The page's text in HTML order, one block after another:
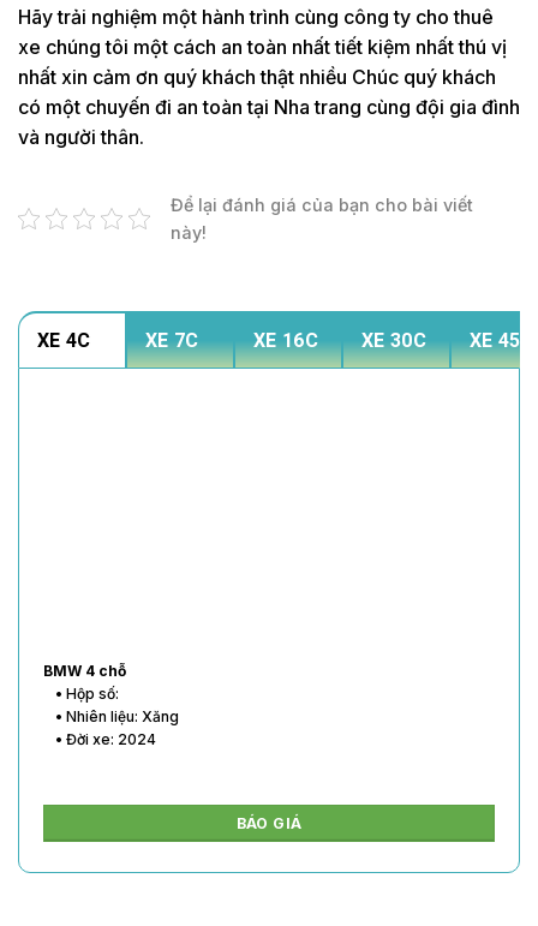
Hãy trải nghiệm một hành trình cùng công ty cho thuê
xe chúng tôi một cách an toàn nhất tiết kiệm nhất thú vị
nhất xin cảm ơn quý khách thật nhiều Chúc quý khách
có một chuyến đi an toàn tại Nha trang cùng đội gia đình
và người thân.
Để lại đánh giá của bạn cho bài viết
này!
XE 4C XE 7C XE 16C XE 30C XE 45C
BMW 4 chỗ
• Hộp số:
• Nhiên liệu: Xăng
• Đời xe: 2024
BÁO GIÁ